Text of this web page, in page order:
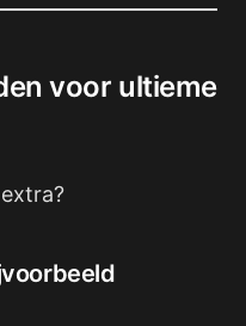
voor ultieme